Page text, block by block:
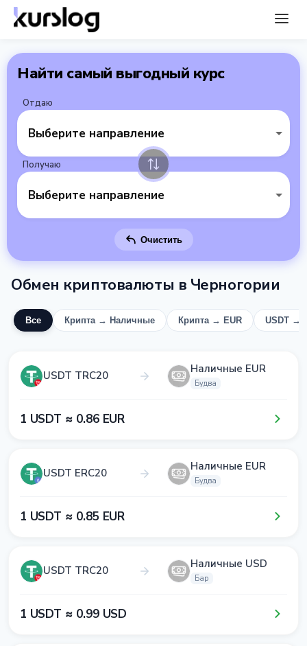
Найти самый выгодный курс
Отдаю
Выберите направление
Получаю
Выберите направление
Очистить
Обмен криптовалюты в Черногории
Все Крипта → Наличные Крипта → EUR USDT →
USDT TRC20 Наличные EUR
Будва
1​ USDT ≈ 0​.8​6​ EUR
USDT ERC20 Наличные EUR
Будва
1​ USDT ≈ 0​.8​5​ EUR
USDT TRC20 Наличные USD
Бар
1​ USDT ≈ 0​.9​9​ USD